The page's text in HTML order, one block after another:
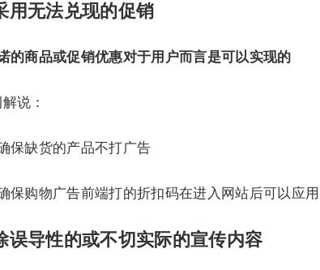
用无法兑现的促销
的商品或促销优惠对于用户而言是可以实现的
说：
保缺货的产品不打广告
保购物广告前端打的折扣码在进入网站后可以应
误导性的或不切实际的宣传内容